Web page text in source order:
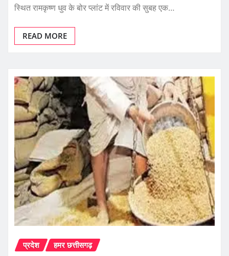
स्थित रामकृष्ण धुव के बोर प्लांट में रविवार की सुबह एक…
READ MORE
प्रदेश हमर छत्तीसगढ़